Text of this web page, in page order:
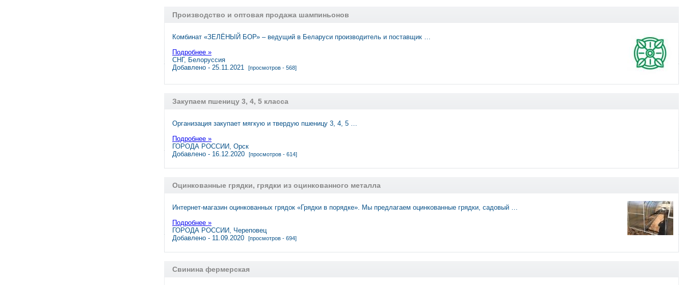
Производство и оптовая продажа шампиньонов
Комбинат «ЗЕЛЁНЫЙ БОР» – ведущий в Беларуси производитель и поставщик …
Подробнее »
СНГ, Белоруссия
Добавлено - 25.11.2021
[просмотров - 568]
Закупаем пшеницу 3, 4, 5 класса
Организация закупает мягкую и твердую пшеницу 3, 4, 5 …
Подробнее »
ГОРОДА РОССИИ, Орск
Добавлено - 16.12.2020
[просмотров - 614]
Оцинкованные грядки, грядки из оцинкованного металла
Интернет-магазин оцинкованных грядок «Грядки в порядке». Мы предлагаем оцинкованные грядки, садовый …
Подробнее »
ГОРОДА РОССИИ, Череповец
Добавлено - 11.09.2020
[просмотров - 694]
Свинина фермерская